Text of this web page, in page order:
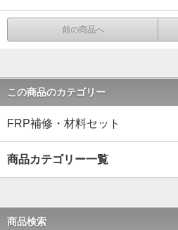
前の商品へ
この商品のカテゴリー
FRP補修・材料セット
商品カテゴリー一覧
商品検索